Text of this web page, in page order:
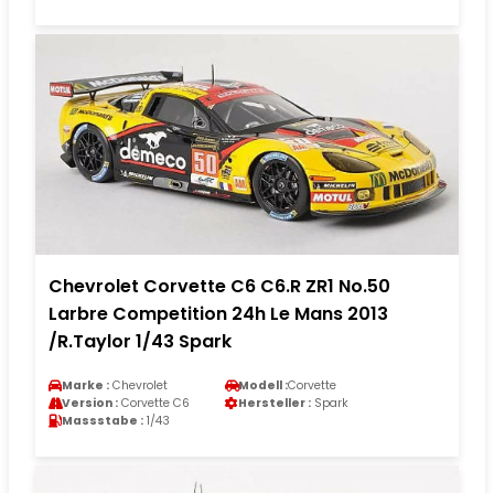
Chevrolet Corvette C6 C6.R ZR1 No.50
Larbre Competition 24h Le Mans 2013
/R.Taylor 1/43 Spark
Marke : Chevrolet Modell :Corvette
Version : Corvette C6 Hersteller : Spark
Massstabe : 1/43